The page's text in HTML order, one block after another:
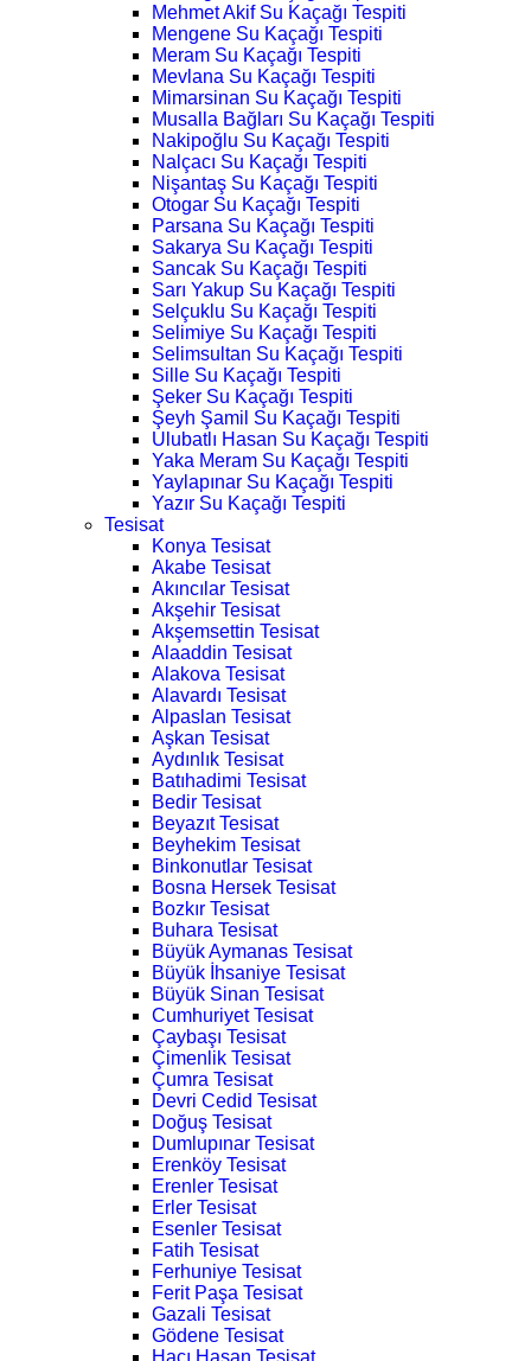
Mehmet Akif Su Kaçağı Tespiti
Mengene Su Kaçağı Tespiti
Meram Su Kaçağı Tespiti
Mevlana Su Kaçağı Tespiti
Mimarsinan Su Kaçağı Tespiti
Musalla Bağları Su Kaçağı Tespiti
Nakipoğlu Su Kaçağı Tespiti
Nalçacı Su Kaçağı Tespiti
Nişantaş Su Kaçağı Tespiti
Otogar Su Kaçağı Tespiti
Parsana Su Kaçağı Tespiti
Sakarya Su Kaçağı Tespiti
Sancak Su Kaçağı Tespiti
Sarı Yakup Su Kaçağı Tespiti
Selçuklu Su Kaçağı Tespiti
Selimiye Su Kaçağı Tespiti
Selimsultan Su Kaçağı Tespiti
Sille Su Kaçağı Tespiti
Şeker Su Kaçağı Tespiti
Şeyh Şamil Su Kaçağı Tespiti
Ulubatlı Hasan Su Kaçağı Tespiti
Yaka Meram Su Kaçağı Tespiti
Yaylapınar Su Kaçağı Tespiti
Yazır Su Kaçağı Tespiti
Tesisat
Konya Tesisat
Akabe Tesisat
Akıncılar Tesisat
Akşehir Tesisat
Akşemsettin Tesisat
Alaaddin Tesisat
Alakova Tesisat
Alavardı Tesisat
Alpaslan Tesisat
Aşkan Tesisat
Aydınlık Tesisat
Batıhadimi Tesisat
Bedir Tesisat
Beyazıt Tesisat
Beyhekim Tesisat
Binkonutlar Tesisat
Bosna Hersek Tesisat
Bozkır Tesisat
Buhara Tesisat
Büyük Aymanas Tesisat
Büyük İhsaniye Tesisat
Büyük Sinan Tesisat
Cumhuriyet Tesisat
Çaybaşı Tesisat
Çimenlik Tesisat
Çumra Tesisat
Devri Cedid Tesisat
Doğuş Tesisat
Dumlupınar Tesisat
Erenköy Tesisat
Erenler Tesisat
Erler Tesisat
Esenler Tesisat
Fatih Tesisat
Ferhuniye Tesisat
Ferit Paşa Tesisat
Gazali Tesisat
Gödene Tesisat